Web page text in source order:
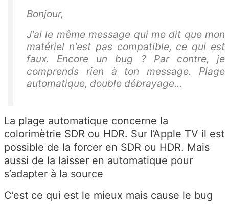
Bonjour,
J'ai le même message qui me dit que mon
matériel n'est pas compatible, ce qui est
faux. Encore un bug ? Par contre, je
comprends rien à ton message. Plage
automatique, double débrayage...
La plage automatique concerne la
colorimètrie SDR ou HDR. Sur l’Apple TV il est
possible de la forcer en SDR ou HDR. Mais
aussi de la laisser en automatique pour
s’adapter à la source
C’est ce qui est le mieux mais cause le bug